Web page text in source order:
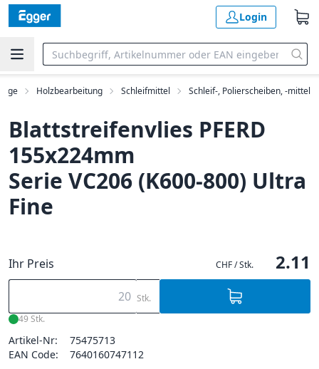
Login
Holzbearbeitung Schleifmittel Schleif-, Polierscheiben, -mittel
Blattstreifenvlies PFERD
155x224mm
Serie VC206 (K600-800) Ultra
Fine
Ihr Preis CHF / Stk. 2.11
Stk.
49 Stk.
Artikel-Nr:
75475713
EAN Code:
7640160747112